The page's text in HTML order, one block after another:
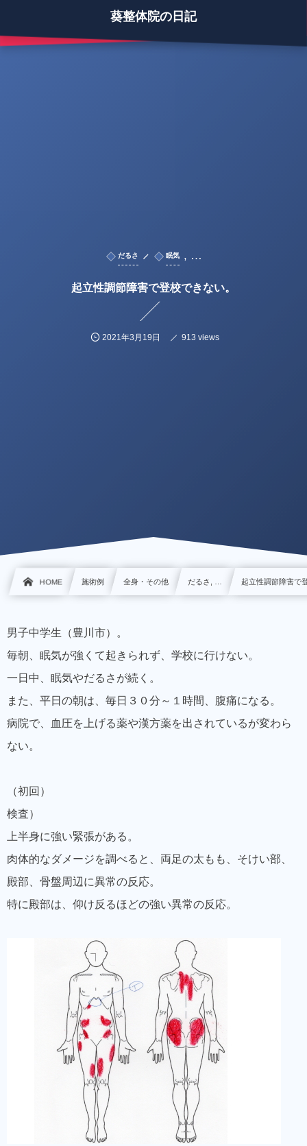
葵整体院の日記
だるさ 眠気 , …
起立性調節障害で登校できない。
2021年3月19日 913 views
HOME 施術例 全身・その他 だるさ, … 起立性調節障害で
男子中学生（豊川市）。
毎朝、眠気が強くて起きられず、学校に行けない。
一日中、眠気やだるさが続く。
また、平日の朝は、毎日３０分～１時間、腹痛になる。
病院で、血圧を上げる薬や漢方薬を出されているが変わら
ない。
（初回）
検査）
上半身に強い緊張がある。
肉体的なダメージを調べると、両足の太もも、そけい部、
殿部、骨盤周辺に異常の反応。
特に殿部は、仰け反るほどの強い異常の反応。